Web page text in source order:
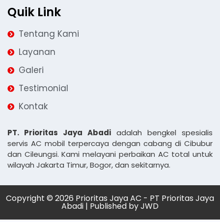
Quik Link
Tentang Kami
Layanan
Galeri
Testimonial
Kontak
PT. Prioritas Jaya Abadi adalah bengkel spesialis
servis AC mobil terpercaya dengan cabang di Cibubur
dan Cileungsi. Kami melayani perbaikan AC total untuk
wilayah Jakarta Timur, Bogor, dan sekitarnya.
Copyright © 2026 Prioritas Jaya AC - PT Prioritas Jaya
Abadi | Published byJWD